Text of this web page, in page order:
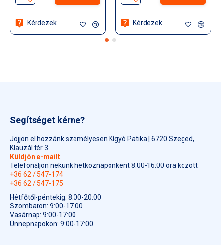
Édesítőszerek (szorbit, maltit, szukralóz, aceszulfám K),
zselésítő anyag (gumiarábikum), ivóvíz, édesgyökér-kivonat
Az összetevők listája változhat.
Javasoljuk, hogy mindig ellenőrizze az összetevőket a
megvásárolt terméken.
Kérdezek Kérdezek
Segítséget kérne?
Jöjjön el hozzánk személyesen Kígyó Patika | 6720 Szeged,
Klauzál tér 3.
Küldjön e-mailt
Telefonáljon nekünk hétköznaponként 8:00-16:00 óra között
+36 62 / 547-174
+36 62 / 547-175
Hétfőtől-péntekig: 8:00-20:00
Szombaton: 9:00-17:00
Vasárnap: 9:00-17:00
Ünnepnapokon: 9:00-17:00